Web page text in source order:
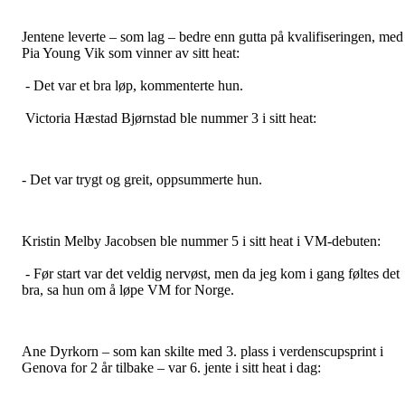
Jentene leverte – som lag – bedre enn gutta på kvalifiseringen, med
Pia Young Vik som vinner av sitt heat:
- Det var et bra løp, kommenterte hun.
Victoria Hæstad Bjørnstad ble nummer 3 i sitt heat:
- Det var trygt og greit, oppsummerte hun.
Kristin Melby Jacobsen ble nummer 5 i sitt heat i VM-debuten:
- Før start var det veldig nervøst, men da jeg kom i gang føltes det
bra, sa hun om å løpe VM for Norge.
Ane Dyrkorn – som kan skilte med 3. plass i verdenscupsprint i
Genova for 2 år tilbake – var 6. jente i sitt heat i dag: